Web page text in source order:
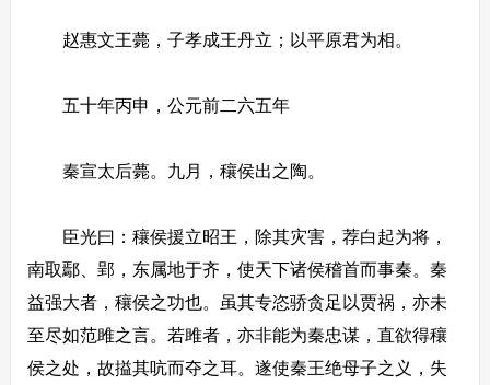
赵惠文王薨，子孝成王丹立；以平原君为相。
五十年丙申，公元前二六五年
秦宣太后薨。九月，穰侯出之陶。
臣光曰：穰侯援立昭王，除其灾害，荐白起为将，
南取鄢、郢，东属地于齐，使天下诸侯稽首而事秦。秦
益强大者，穰侯之功也。虽其专恣骄贪足以贾祸，亦未
至尽如范雎之言。若雎者，亦非能为秦忠谋，直欲得穰
侯之处，故搤其吭而夺之耳。遂使秦王绝母子之义，失